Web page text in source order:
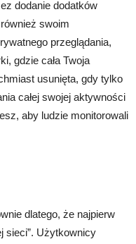
dodanie dodatków
swoim
przeglądania,
gdzie cała Twoja
usunięta, gdy tylko
całej swojej aktywności
aby ludzie monitorowali
dlatego, że najpierw
sieci”. Użytkownicy